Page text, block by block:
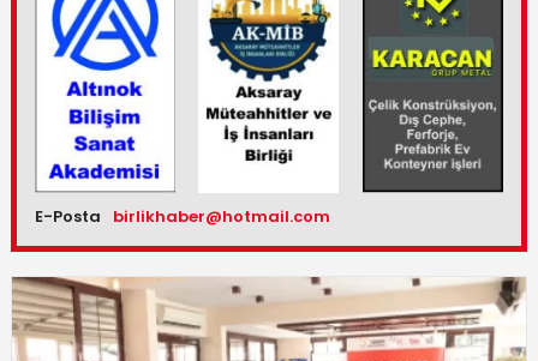
E-Posta birlikhaber@hotmail.com